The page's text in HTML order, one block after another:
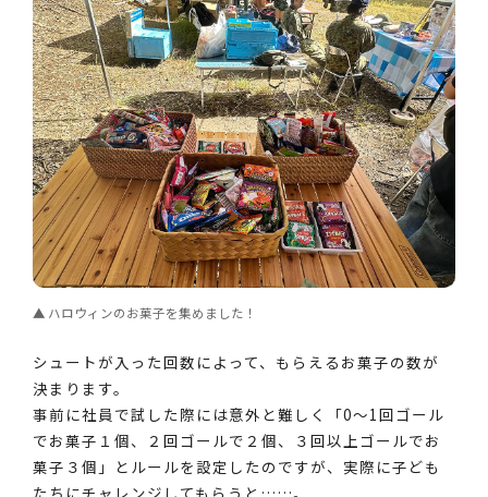
ハロウィンのお菓子を集めました！
シュートが入った回数によって、もらえるお菓子の数が
決まります。
事前に社員で試した際には意外と難しく「0～1回ゴール
でお菓子１個、２回ゴールで２個、３回以上ゴールでお
菓子３個」とルールを設定したのですが、実際に子ども